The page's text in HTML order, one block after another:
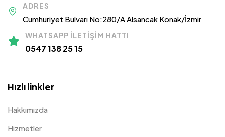
ADRES
Cumhuriyet Bulvarı No:280/A Alsancak Konak/İzmir
WHATSAPP İLETIŞIM HATTI
0547 138 25 15
Hızlı linkler
Hakkımızda
Hizmetler